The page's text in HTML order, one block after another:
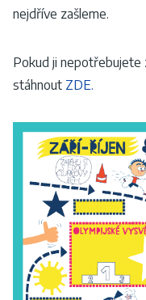
nejdříve zašleme.
Pokud ji nepotřebujete
stáhnout ZDE.